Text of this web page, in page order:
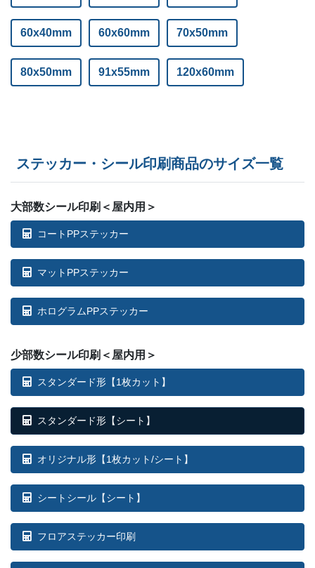
10,000部
60x40mm 60x60mm 70x50mm
80x50mm 91x55mm 120x60mm
ステッカー・シール印刷商品のサイズ一覧
大部数シール印刷＜屋内用＞
コートPPステッカー
マットPPステッカー
ホログラムPPステッカー
少部数シール印刷＜屋内用＞
スタンダード形【1枚カット】
スタンダード形【シート】
オリジナル形【1枚カット/シート】
シートシール【シート】
フロアステッカー印刷